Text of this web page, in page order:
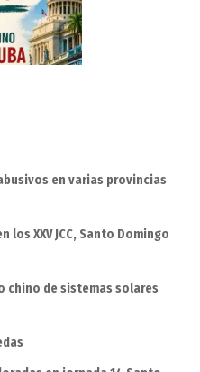
en varias provincias
los XXV JCC, Santo Domingo
chino de sistemas solares